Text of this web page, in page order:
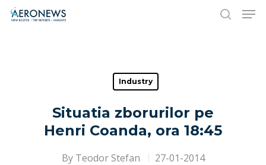
Hit enter to search or ESC to close
Industry
Situatia zborurilor pe
Henri Coanda, ora 18:45
By Teodor Stefan 27-01-2014